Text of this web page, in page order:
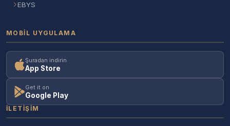
EBYS
MOBIL UYGULAMA
Şuradan indirin
App Store
Get it on
Google Play
İLETIŞIM